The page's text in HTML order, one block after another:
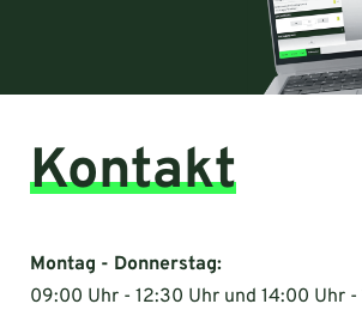
Kontakt
Montag - Donnerstag:
09:00 Uhr - 12:30 Uhr und 14:00 Uhr -